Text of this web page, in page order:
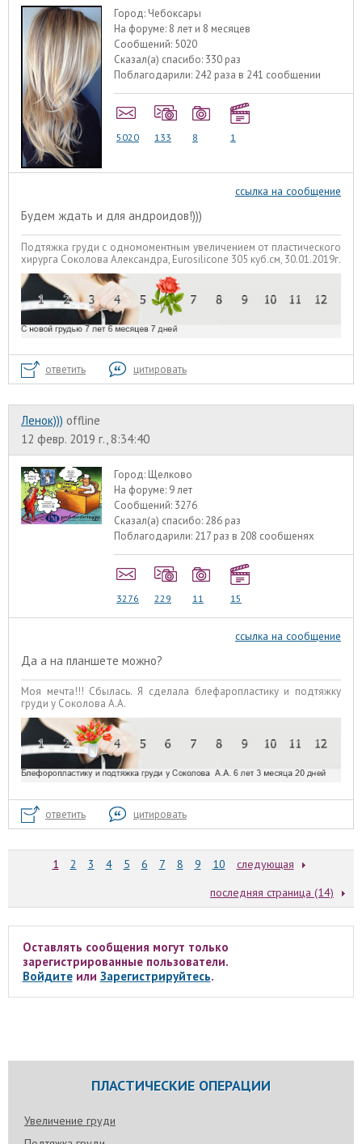
Город: Чебоксары
На форуме: 8 лет и 8 месяцев
Сообщений: 5020
Сказал(а) спасибо: 330 раз
Поблагодарили: 242 раза в 241 сообщении
5020 133 8 1
ссылка на сообщение
Будем ждать и для андроидов!)))
Подтяжка груди с одномоментным увеличением от пластического
хирурга Соколова Александра, Eurosilicone 305 куб.см, 30.01.2019г.
ответить цитировать
Ленок))) offline
12 февр. 2019 г., 8:34:40
Город: Щелково
На форуме: 9 лет
Сообщений: 3276
Сказал(а) спасибо: 286 раз
Поблагодарили: 217 раз в 208 сообщенях
3276 229 11 15
ссылка на сообщение
Да а на планшете можно?
Моя мечта!!! Сбылась. Я сделала блефаропластику и подтяжку
груди у Соколова А.А.
ответить цитировать
1 2 3 4 5 6 7 8 9 10
следующая
последняя страница (14)
Оставлять сообщения могут только
зарегистрированные пользователи.
Войдитеили Зарегистрируйтесь.
ПЛАСТИЧЕСКИЕ ОПЕРАЦИИ
Увеличение груди